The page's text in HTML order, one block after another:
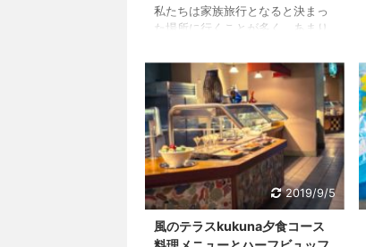
私たちは家族旅行となると決まっ
た場所に行くことが多く、あまり
はありません。勝手がわかってい
る方が安心出来るというのも大き
いです。 2021年の夏、静岡県に
ある下田セントラルホテルに予約
を入れていましたが、コロナのデ
ルタ株蔓延により泣く泣くキャン
セルとなってしまいました。
2022年にリベンジの意味でも予約
をし、ついに宿泊することが出来
で、☆4.9です！ 外観やお部屋、
2019/9/5
風のテラスkukuna夕食コース